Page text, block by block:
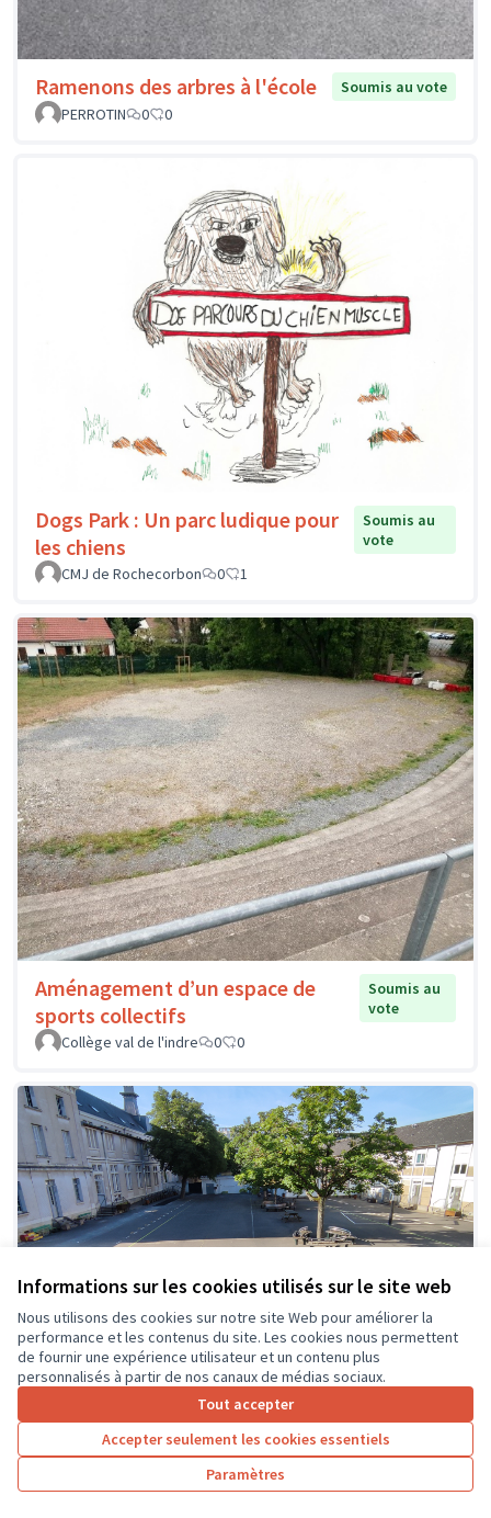
Informations sur les cookies utilisés sur le site web
Nous utilisons des cookies sur notre site Web pour améliorer la
performance et les contenus du site. Les cookies nous permettent
de fournir une expérience utilisateur et un contenu plus
personnalisés à partir de nos canaux de médias sociaux.
Tout accepter
Accepter seulement les cookies essentiels
Paramètres
Ramenons des arbres à l'école
Soumis au vote
PERROTIN
0 0
Dogs Park : Un parc ludique pour
les chiens
Soumis au
vote
CMJ de Rochecorbon
0 1
Aménagement d’un espace de
sports collectifs
Soumis au
vote
Collège val de l'indre
0 0
Création d'espaces dans notre
cour de récréation.
Soumis au